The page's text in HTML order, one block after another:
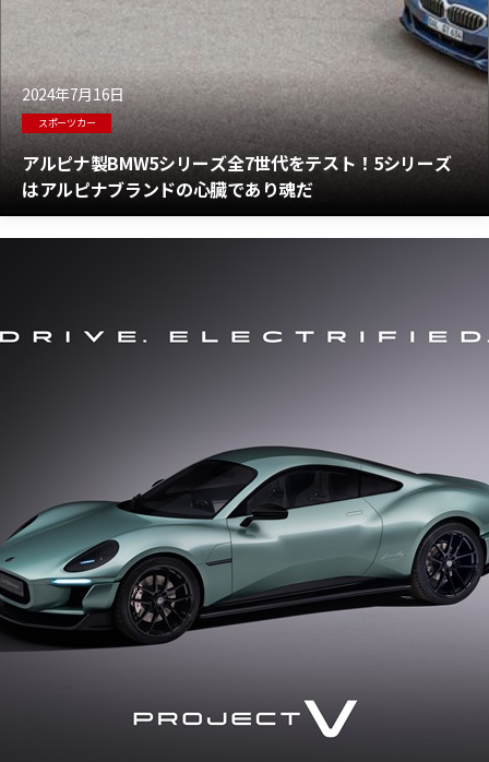
2024年7月16日
スポーツカー
アルピナ製BMW5シリーズ全7世代をテスト！5シリーズ
はアルピナブランドの心臓であり魂だ